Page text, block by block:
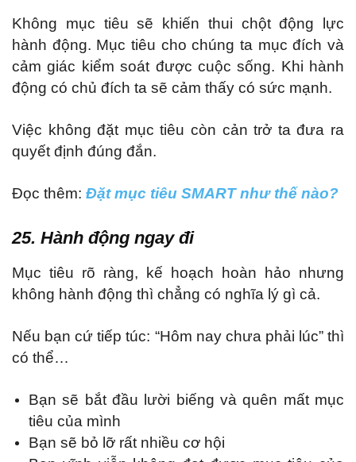
Không mục tiêu sẽ khiến thui chột động lực
hành động. Mục tiêu cho chúng ta mục đích và
cảm giác kiểm soát được cuộc sống. Khi hành
động có chủ đích ta sẽ cảm thấy có sức mạnh.
Việc không đặt mục tiêu còn cản trở ta đưa ra
quyết định đúng đắn.
Đọc thêm: Đặt mục tiêu SMART như thế nào?
25. Hành động ngay đi
Mục tiêu rõ ràng, kế hoạch hoàn hảo nhưng
không hành động thì chẳng có nghĩa lý gì cả.
Nếu bạn cứ tiếp túc: “Hôm nay chưa phải lúc” thì
có thể…
Bạn sẽ bắt đầu lười biếng và quên mất mục
tiêu của mình
Bạn sẽ bỏ lỡ rất nhiều cơ hội